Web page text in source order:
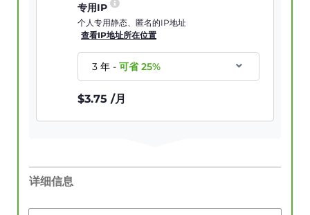
专用IP
个人专用静态、匿名的IP地址
查看IP地址所在位置
3 年-可省25%
$3.75 /月
详细信息